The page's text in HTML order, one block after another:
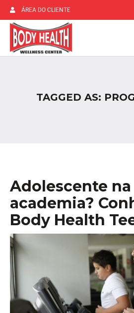
ÁREA DO CLIENTE
TAGGED AS:
Adolescente na
academia?
Body Health